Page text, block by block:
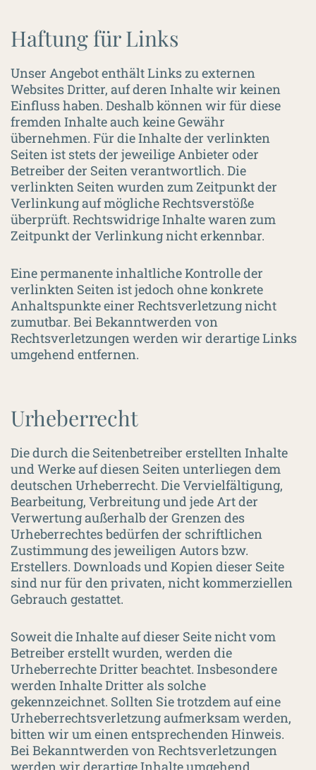
Haftung für Links
Unser Angebot enthält Links zu externen
Websites Dritter, auf deren Inhalte wir keinen
Einfluss haben. Deshalb können wir für diese
fremden Inhalte auch keine Gewähr
übernehmen. Für die Inhalte der verlinkten
Seiten ist stets der jeweilige Anbieter oder
Betreiber der Seiten verantwortlich. Die
verlinkten Seiten wurden zum Zeitpunkt der
Verlinkung auf mögliche Rechtsverstöße
überprüft. Rechtswidrige Inhalte waren zum
Zeitpunkt der Verlinkung nicht erkennbar.
Eine permanente inhaltliche Kontrolle der
verlinkten Seiten ist jedoch ohne konkrete
Anhaltspunkte einer Rechtsverletzung nicht
zumutbar. Bei Bekanntwerden von
Rechtsverletzungen werden wir derartige Links
umgehend entfernen.
Urheberrecht
Die durch die Seitenbetreiber erstellten Inhalte
und Werke auf diesen Seiten unterliegen dem
deutschen Urheberrecht. Die Vervielfältigung,
Bearbeitung, Verbreitung und jede Art der
Verwertung außerhalb der Grenzen des
Urheberrechtes bedürfen der schriftlichen
Zustimmung des jeweiligen Autors bzw.
Erstellers. Downloads und Kopien dieser Seite
sind nur für den privaten, nicht kommerziellen
Gebrauch gestattet.
Soweit die Inhalte auf dieser Seite nicht vom
Betreiber erstellt wurden, werden die
Urheberrechte Dritter beachtet. Insbesondere
werden Inhalte Dritter als solche
gekennzeichnet. Sollten Sie trotzdem auf eine
Urheberrechtsverletzung aufmerksam werden,
bitten wir um einen entsprechenden Hinweis.
Bei Bekanntwerden von Rechtsverletzungen
werden wir derartige Inhalte umgehend